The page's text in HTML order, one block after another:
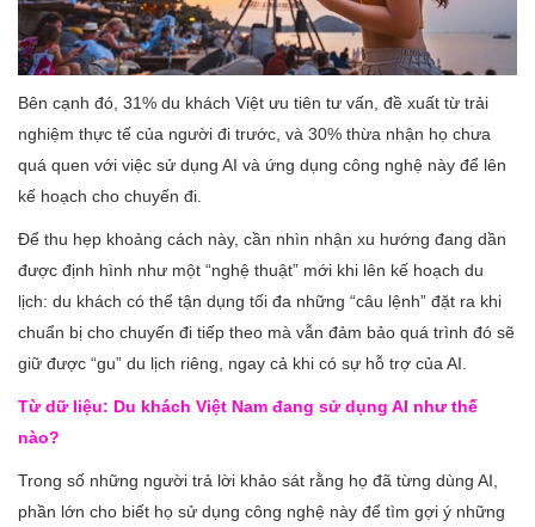
Bên cạnh đó, 31% du khách Việt ưu tiên tư vấn, đề xuất từ trải
nghiệm thực tế của người đi trước, và 30% thừa nhận họ chưa
quá quen với việc sử dụng AI và ứng dụng công nghệ này để lên
kế hoạch cho chuyến đi.
Để thu hẹp khoảng cách này, cần nhìn nhận xu hướng đang dần
được định hình như một “nghệ thuật” mới khi lên kế hoạch du
lịch: du khách có thể tận dụng tối đa những “câu lệnh” đặt ra khi
chuẩn bị cho chuyến đi tiếp theo mà vẫn đảm bảo quá trình đó sẽ
giữ được “gu” du lịch riêng, ngay cả khi có sự hỗ trợ của AI.
Từ dữ liệu: Du khách Việt Nam đang sử dụng AI như thế
nào?
Trong số những người trả lời khảo sát rằng họ đã từng dùng AI,
phần lớn cho biết họ sử dụng công nghệ này để tìm gợi ý những